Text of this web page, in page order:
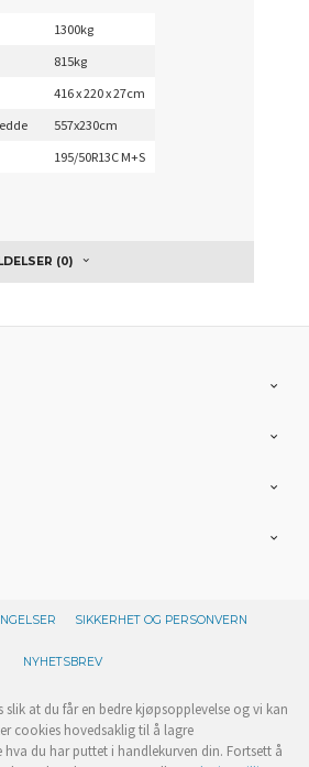
1300kg
815kg
416 x 220 x 27cm
557x230cm
195/50R13C M+S
(0)
SIKKERHET OG PERSONVERN
NYHETSBREV
at du får en bedre kjøpsopplevelse og vi kan
cookies hovedsaklig til å lagre
du har puttet i handlekurven din. Fortsett å